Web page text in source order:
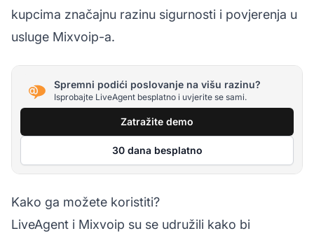
kupcima značajnu razinu sigurnosti i povjerenja u
usluge Mixvoip-a.
Spremni podići poslovanje na višu razinu?
Isprobajte LiveAgent besplatno i uvjerite se sami.
Zatražite demo
30 dana besplatno
Kako ga možete koristiti?
LiveAgent i Mixvoip su se udružili kako bi